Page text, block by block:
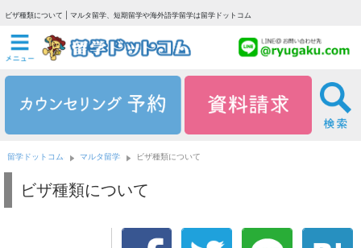
ビザ種類について | マルタ留学、短期留学や海外語学留学は留学ドットコム
留学ドットコム マルタ留学 ビザ種類について
ビザ種類について